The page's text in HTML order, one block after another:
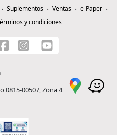
Suplementos Ventas
e-Paper
y condiciones
0815-00507, Zona 4